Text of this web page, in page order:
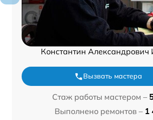
Константин Александрович
Вызвать мастера
Стаж работы мастером –
Выполнено ремонтов – 1